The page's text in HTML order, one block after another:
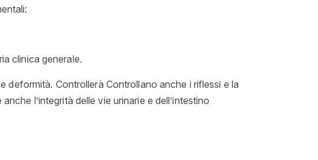
clinica generale.
deformità. Controllerà Controllano anche i riflessi e la
l’integrità delle vie urinarie e dell’intestino